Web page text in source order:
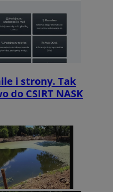
i strony. Tak
do CSIRT NASK